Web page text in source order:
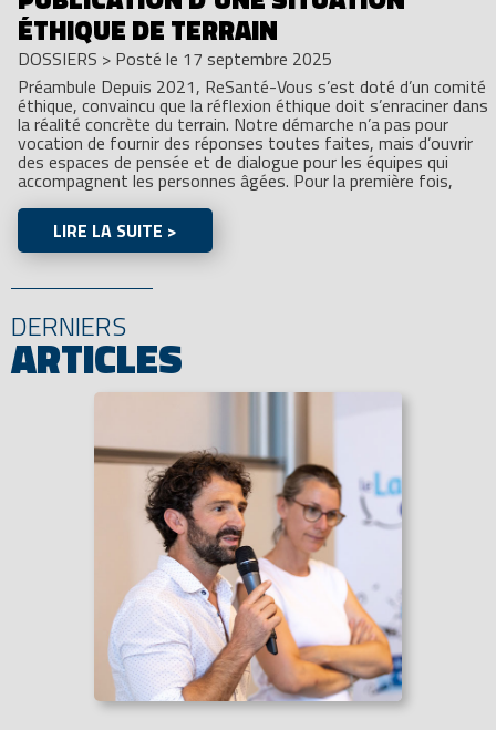
ÉTHIQUE DE TERRAIN
DOSSIERS > Posté le 17 septembre 2025
Préambule Depuis 2021, ReSanté-Vous s’est doté d’un comité
éthique, convaincu que la réflexion éthique doit s’enraciner dans
la réalité concrète du terrain. Notre démarche n’a pas pour
vocation de fournir des réponses toutes faites, mais d’ouvrir
des espaces de pensée et de dialogue pour les équipes qui
accompagnent les personnes âgées. Pour la première fois,
LIRE LA SUITE >
DERNIERS
ARTICLES